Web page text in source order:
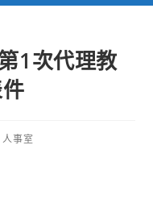
1次代理教
人事室